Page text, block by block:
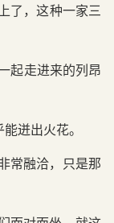
了，这种一家三
起走进来的列昂
迸出火花。
常融洽，只是那